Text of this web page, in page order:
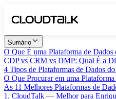
Sumário
O Que É uma Plataforma de
CDP vs CRM vs DMP: Qual É a
4 Tipos de Plataformas de Dados
O Que Procurar em uma
As 11 Melhores Plataformas de
1. CloudTalk — Melhor para